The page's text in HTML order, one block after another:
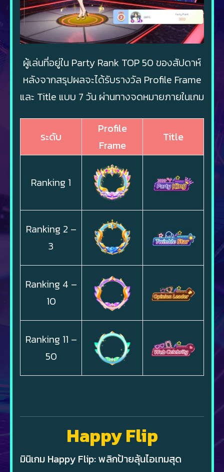
ผู้เล่นที่อยู่ใน Party Rank TOP 50 ของสัปดาห์
หลังจากสรุปผลจะได้รับรางวัล Profile Frame
และ Title แบบ 7 วัน ผ่านทางจดหมายภายในเกม
ระดับ
Profile
Frame
Title
Ranking 1
Ranking 2 –
3
Ranking 4 –
10
Ranking 11 –
50
Happy Flip
มินิเกม Happy Flip: พลิกป้ายลุ้นไอเทมสุด